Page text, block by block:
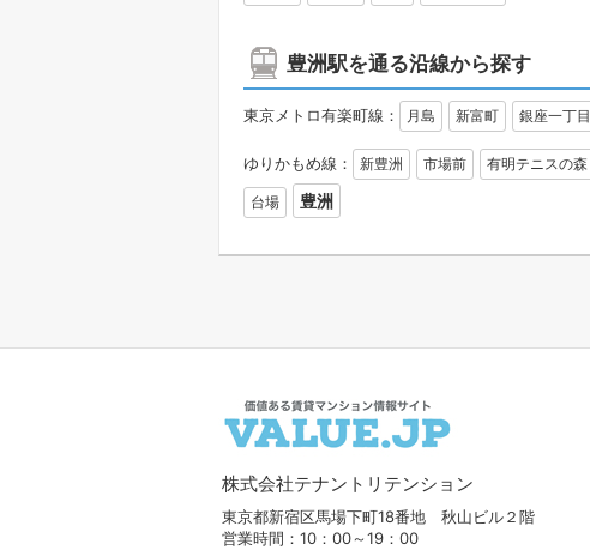
豊洲駅を通る沿線から探す
東京メトロ有楽町線： 月島 新富町 銀座一丁目
ゆりかもめ線： 新豊洲 市場前 有明テニスの森
台場 豊洲
株式会社テナントリテンション
東京都新宿区馬場下町18番地 秋山ビル２階
営業時間：10：00～19：00